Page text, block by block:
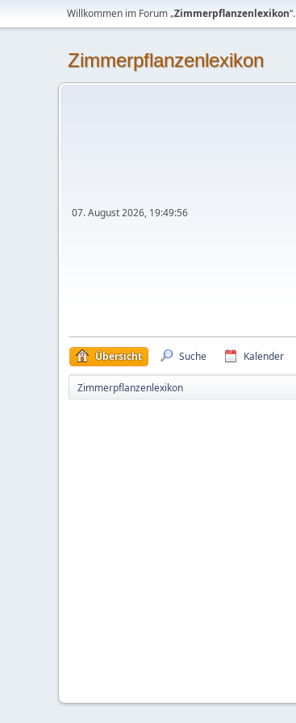
Willkommen im Forum „Zimmerpflanzenlexikon“.
Zimmerpflanzenlexikon
07. August 2026, 19:49:56
Übersicht Suche Kalender
Zimmerpflanzenlexikon